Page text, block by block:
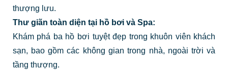
thượng lưu.
Thư giãn toàn diện tại hồ bơi và Spa:
Khám phá ba hồ bơi tuyệt đẹp trong khuôn viên khách
sạn, bao gồm các không gian trong nhà, ngoài trời và
tầng thượng.